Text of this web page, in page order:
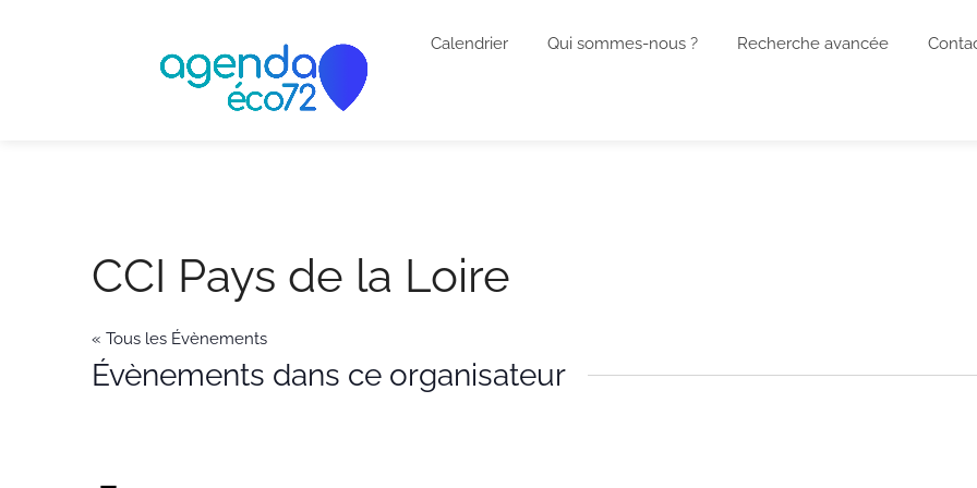
Calendrier Qui sommes-nous ? Recherche avancée
CCI Pays de la Loire
« Tous les Évènements
Évènements dans ce organisateur